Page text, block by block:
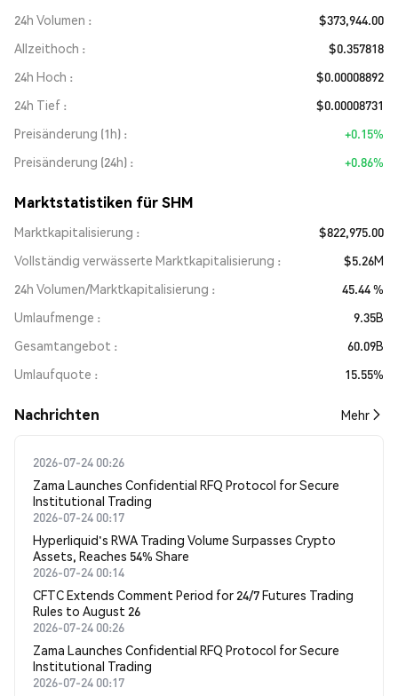
24h Volumen
$373,944.00
Allzeithoch
$0.357818
24h Hoch
$0.00008892
24h Tief
$0.00008731
Preisänderung (1h)
+0.15%
Preisänderung (24h)
+0.86%
Marktstatistiken für SHM
Marktkapitalisierung
$822,975.00
Vollständig verwässerte Marktkapitalisierung
$5.26M
24h Volumen/Marktkapitalisierung
45.44 %
Umlaufmenge
9.35B
Gesamtangebot
60.09B
Umlaufquote
15.55%
Nachrichten Mehr
2026-07-24 00:26
Zama Launches Confidential RFQ Protocol for Secure
Institutional Trading
2026-07-24 00:17
Hyperliquid's RWA Trading Volume Surpasses Crypto
Assets, Reaches 54% Share
2026-07-24 00:14
CFTC Extends Comment Period for 24/7 Futures Trading
Rules to August 26
2026-07-24 00:26
Zama Launches Confidential RFQ Protocol for Secure
Institutional Trading
2026-07-24 00:17